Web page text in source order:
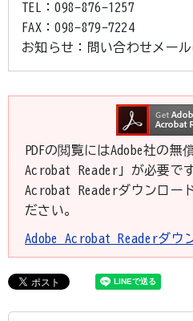
TEL：098-876-1257
FAX：098-879-7224
お知らせ：
問い合わせメー
PDFの閲覧にはAdobe社の無
Acrobat Reader」が必要で
Acrobat Readerダウンロー
ださい。
Adobe Acrobat Readerダウ